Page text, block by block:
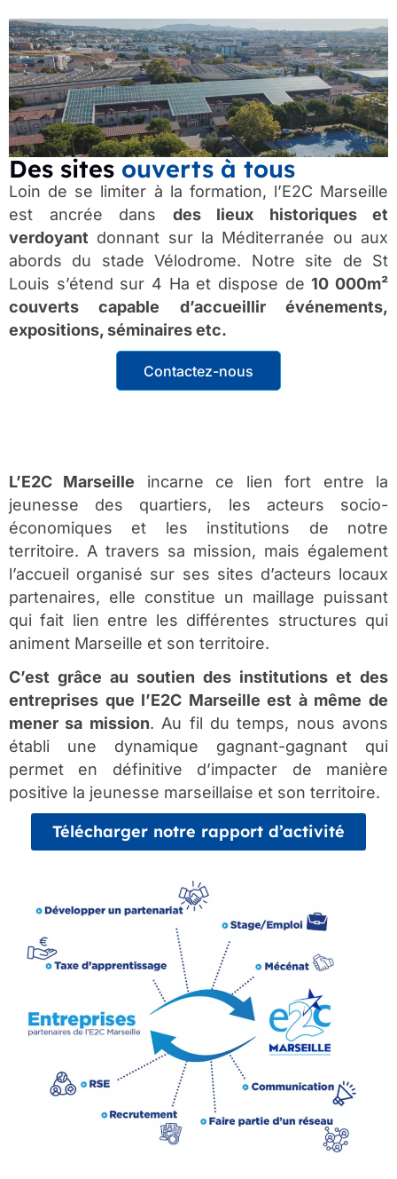
Des sites ouverts à tous
Loin de se limiter à la formation, l’E2C Marseille
est ancrée dans des lieux historiques et
verdoyant donnant sur la Méditerranée ou aux
abords du stade Vélodrome. Notre site de St
Louis s’étend sur 4 Ha et dispose de10 000m²
couverts capable d’accueillir événements,
expositions, séminaires etc.
Contactez-nous
L’E2C Marseille incarne ce lien fort entre la
jeunesse des quartiers, les acteurs socio-
économiques et les institutions de notre
territoire. A travers sa mission, mais également
l’accueil organisé sur ses sites d’acteurs locaux
partenaires, elle constitue un maillage puissant
qui fait lien entre les différentes structures qui
animent Marseille et son territoire.
C’est grâce au soutien des institutions et des
entreprises que l’E2C Marseille est à même de
mener sa mission. Au fil du temps, nous avons
établi une dynamique gagnant-gagnant qui
permet en définitive d’impacter de manière
positive la jeunesse marseillaise et son territoire.
Télécharger notre rapport d’activité